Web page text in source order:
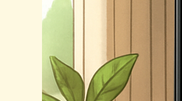
법
적
청
법